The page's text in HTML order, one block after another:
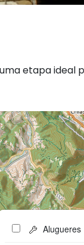
etapa ideal
Alugueres